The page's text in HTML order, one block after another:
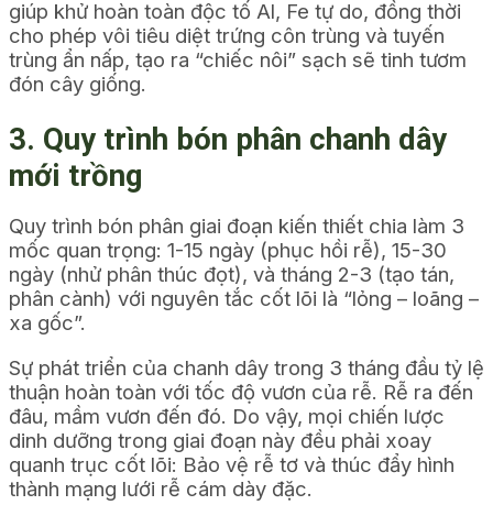
giúp khử hoàn toàn độc tố Al, Fe tự do, đồng thời
cho phép vôi tiêu diệt trứng côn trùng và tuyến
trùng ẩn nấp, tạo ra “chiếc nôi” sạch sẽ tinh tươm
đón cây giống.
3. Quy trình bón phân chanh dây
mới trồng
Quy trình bón phân giai đoạn kiến thiết chia làm 3
mốc quan trọng: 1-15 ngày (phục hồi rễ), 15-30
ngày (nhử phân thúc đọt), và tháng 2-3 (tạo tán,
phân cành) với nguyên tắc cốt lõi là “lỏng – loãng –
xa gốc”.
Sự phát triển của chanh dây trong 3 tháng đầu tỷ lệ
thuận hoàn toàn với tốc độ vươn của rễ. Rễ ra đến
đâu, mầm vươn đến đó. Do vậy, mọi chiến lược
dinh dưỡng trong giai đoạn này đều phải xoay
quanh trục cốt lõi: Bảo vệ rễ tơ và thúc đẩy hình
thành mạng lưới rễ cám dày đặc.